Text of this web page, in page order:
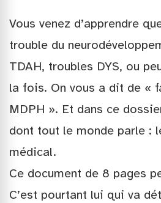
Vous venez d’apprendre
trouble du
TDAH, troubles DYS, ou
la fois. On vous a dit de «
MDPH ». Et dans ce
dont tout le monde parle :
médical.
Ce document de 8 pages
C’est pourtant lui qui va